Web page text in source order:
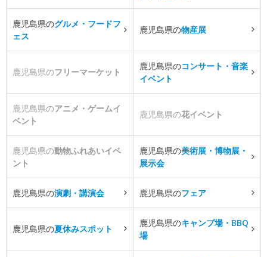
鹿児島県のグルメ・フードフ
ェス
鹿児島県の物産展
鹿児島県のフリーマーケット
鹿児島県のコンサート・音楽
イベント
鹿児島県のアニメ・ゲームイ
ベント
鹿児島県の花イベント
鹿児島県の動物ふれあいイベ
ント
鹿児島県の美術展・博物展・
展示会
鹿児島県の演劇・講演会 鹿児島県のフェア
鹿児島県の夏休みスポット
鹿児島県のキャンプ場・BBQ
場